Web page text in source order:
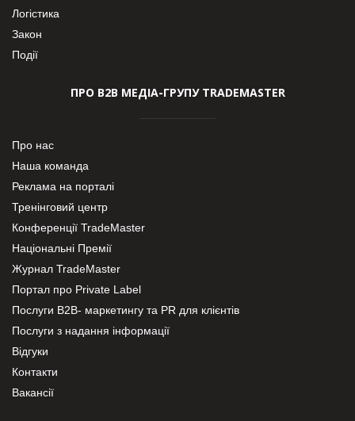
Логістика
Закон
Події
ПРО В2В МЕДІА-ГРУПУ TRADEMASTER
Про нас
Наша команда
Реклама на порталі
Тренінговий центр
Конференції TradeMaster
Національні Премії
Журнал TradeMaster
Портал про Private Label
Послуги В2В- маркетингу та PR для клієнтів
Послуги з надання інформації
Відгуки
Контакти
Вакансії